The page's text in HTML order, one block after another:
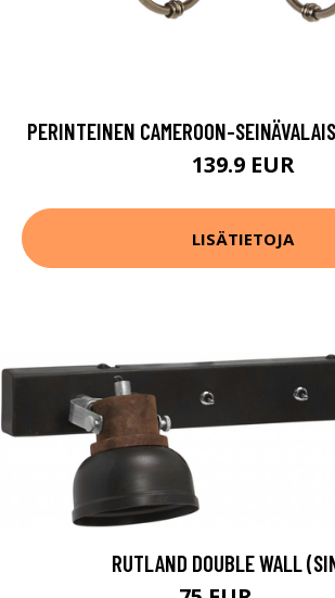
PERINTEINEN CAMEROON-
139.9 EUR
LISÄTIETOJA
RUTLAND DOUBLE WALL